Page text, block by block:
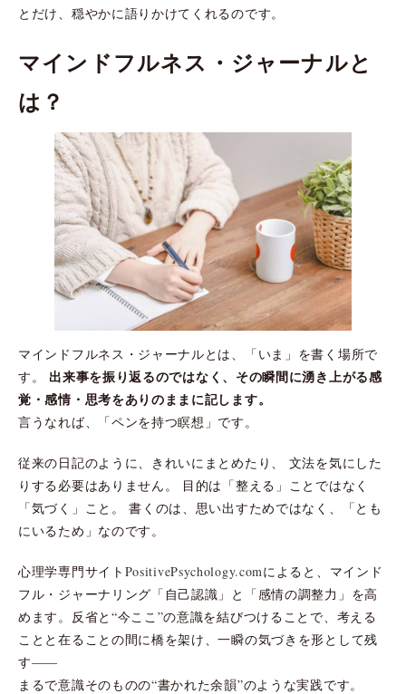
とだけ、穏やかに語りかけてくれるのです。
マインドフルネス・ジャーナルと
は？
マインドフルネス・ジャーナルとは、「いま」を書く場所で
す。 出来事を振り返るのではなく、その瞬間に湧き上がる感
覚・感情・思考をありのままに記します。
言うなれば、「ペンを持つ瞑想」です。
従来の日記のように、きれいにまとめたり、 文法を気にした
りする必要はありません。 目的は「整える」ことではなく
「気づく」こと。 書くのは、思い出すためではなく、「とも
にいるため」なのです。
心理学専門サイト PositivePsychology.comによると、マインド
フル・ジャーナリング「自己認識」と「感情の調整力」を高
めます。反省と“今ここ”の意識を結びつけることで、考える
ことと在ることの間に橋を架け、一瞬の気づきを形として残
す——
まるで意識そのものの“書かれた余韻”のような実践です。